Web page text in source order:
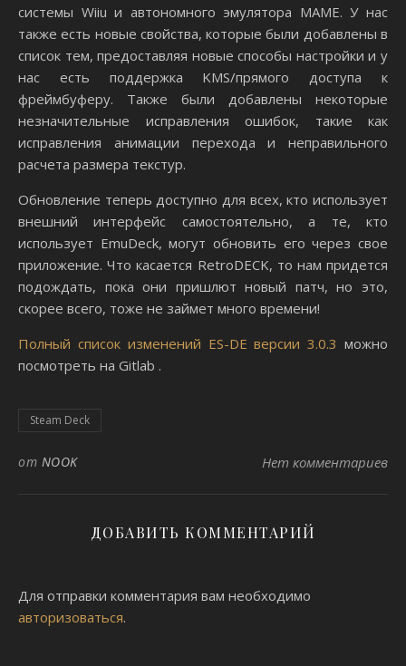
системы Wiiu и автономного эмулятора MAME. У нас
также есть новые свойства, которые были добавлены в
список тем, предоставляя новые способы настройки и у
нас есть поддержка KMS/прямого доступа к
фреймбуферу. Также были добавлены некоторые
незначительные исправления ошибок, такие как
исправления анимации перехода и неправильного
расчета размера текстур.
Обновление теперь доступно для всех, кто использует
внешний интерфейс самостоятельно, а те, кто
использует EmuDeck, могут обновить его через свое
приложение. Что касается RetroDECK, то нам придется
подождать, пока они пришлют новый патч, но это,
скорее всего, тоже не займет много времени!
Полный список изменений ES-DE версии 3.0.3 можно
посмотреть на Gitlab .
Steam Deck
от NOOK Нет комментариев
ДОБАВИТЬ КОММЕНТАРИЙ
Для отправки комментария вам необходимо
авторизоваться.